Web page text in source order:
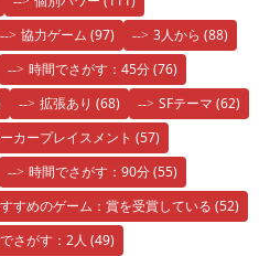
協力ゲーム (97) 3人から (88)
時間でさがす：45分(76)
拡張あり (68) SFテーマ (62)
カープレイスメント (57)
時間でさがす：90分(55)
すめのゲーム：賞を受賞している (52)
さがす：2人 (49)